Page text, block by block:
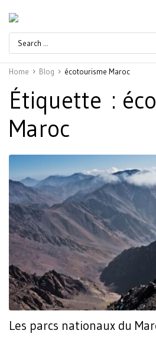
Home Blog écotourisme Maroc
Étiquette :
Maroc
Les parcs nationaux du